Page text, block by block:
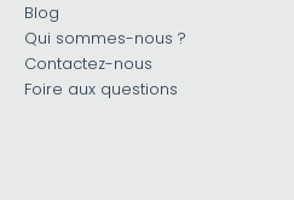
Blog
Qui sommes-nous ?
Contactez-nous
Foire aux questions